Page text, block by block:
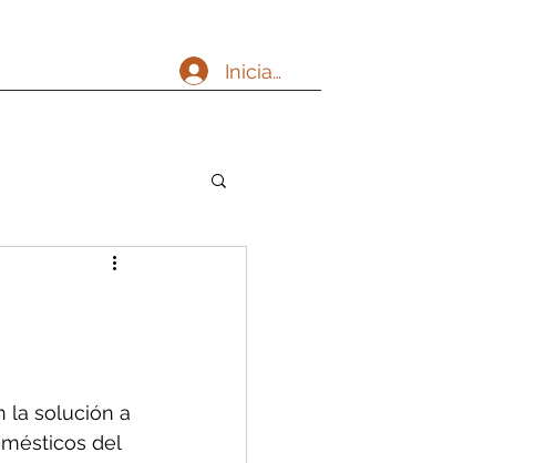
Iniciar sesión
la solución a
del